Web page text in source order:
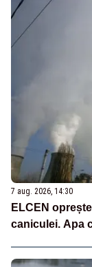
7 aug. 2026, 14:30
ELCEN
caniculei. Apa